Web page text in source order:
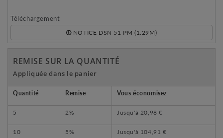
Téléchargement
NOTICE DSN 51 PM (1.29M)
REMISE SUR LA QUANTITÉ
Appliquée dans le panier
Quantité Remise Vous économisez
5 2% Jusqu'à 20,98 €
10 5% Jusqu'à 104,91 €